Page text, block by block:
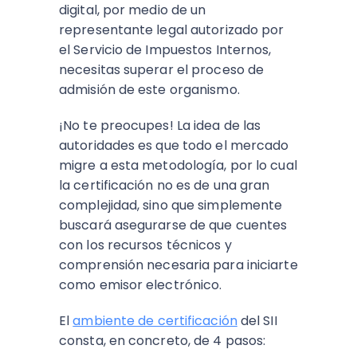
digital, por medio de un
representante legal autorizado por
el Servicio de Impuestos Internos,
necesitas superar el proceso de
admisión de este organismo.
¡No te preocupes! La idea de las
autoridades es que todo el mercado
migre a esta metodología, por lo cual
la certificación no es de una gran
complejidad, sino que simplemente
buscará asegurarse de que cuentes
con los recursos técnicos y
comprensión necesaria para iniciarte
como emisor electrónico.
Elambiente de certificacióndel SII
consta, en concreto, de 4 pasos: